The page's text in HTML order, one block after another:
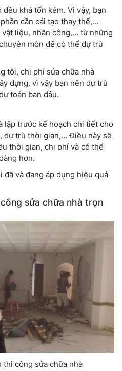
khá tốn kém. Vì vậy, bạn
cần cải tạo thay thế,…
liệu, nhân công,… từ những
môn để có thể dự trù
tôi, chi phí sửa chữa nhà
dựng, vì vậy bạn nên dự trù
toán ban đầu.
lập trước kế hoạch chi tiết cho
dự trù thời gian,… Điều này sẽ
thời gian, chi phí và có thể
hơn.
và đang áp dụng hiệu quả
sửa chữa nhà trọn
thi công sửa chữa nhà